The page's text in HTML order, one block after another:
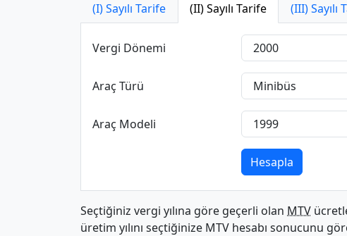
(I) Sayılı Tarife (II) Sayılı Tarife (III) Sayılı
Vergi Dönemi
Araç Türü
Araç Modeli
Hesapla
Seçtiğiniz vergi yılına göre geçerli olan MTV
üretim yılını seçtiğinize MTV hesabı sonucunu